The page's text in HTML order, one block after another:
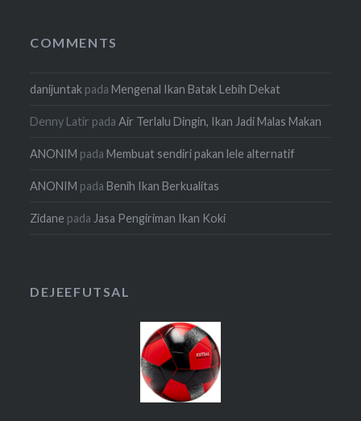
COMMENTS
danijuntak padaMengenal Ikan Batak Lebih Dekat
Denny Latir padaAir Terlalu Dingin, Ikan Jadi Malas Makan
ANONIM padaMembuat sendiri pakan lele alternatif
ANONIM padaBenih Ikan Berkualitas
Zidane pada Jasa Pengiriman Ikan Koki
DEJEEFUTSAL